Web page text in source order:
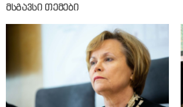
მსგავსი თემები